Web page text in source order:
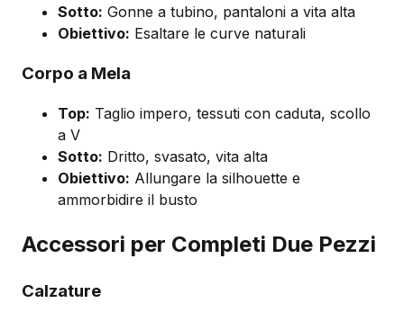
Sotto: Gonne a tubino, pantaloni a vita alta
Obiettivo: Esaltare le curve naturali
Corpo a Mela
Top: Taglio impero, tessuti con caduta, scollo
a V
Sotto: Dritto, svasato, vita alta
Obiettivo: Allungare la silhouette e
ammorbidire il busto
Accessori per Completi Due Pezzi
Calzature